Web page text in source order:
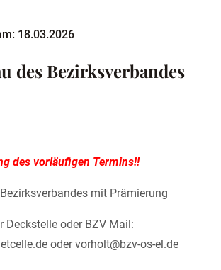
18.03.2026
des Bezirksverbandes
des vorläufigen Termins!!
mit Prämierung
Deckstelle oder BZV Mail:
oder vorholt@bzv-os-el.de